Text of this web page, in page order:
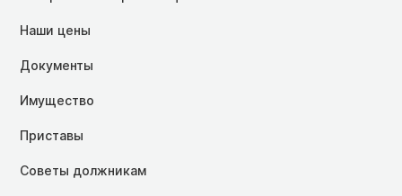
Наши цены
Документы
Имущество
Приставы
Советы должникам